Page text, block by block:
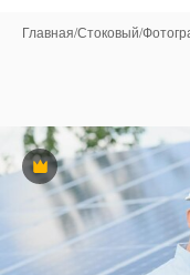
Главная/Стоковый/
Премиум